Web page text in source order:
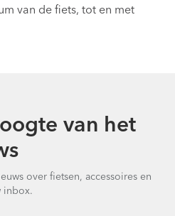
van de fiets, tot en met
van het
over fietsen, accessoires en
inbox.